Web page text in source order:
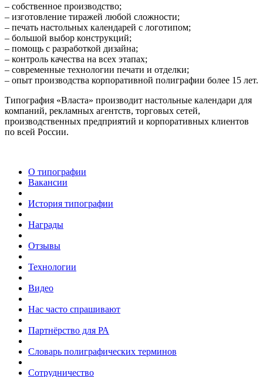
– собственное производство;
– изготовление тиражей любой сложности;
– печать настольных календарей с логотипом;
– большой выбор конструкций;
– помощь с разработкой дизайна;
– контроль качества на всех этапах;
– современные технологии печати и отделки;
– опыт производства корпоративной полиграфии более 15 лет.
Типография «Власта» производит настольные календари для
компаний, рекламных агентств, торговых сетей,
производственных предприятий и корпоративных клиентов
по всей России.
О типографии
Вакансии
История типографии
Награды
Отзывы
Технологии
Видео
Нас часто спрашивают
Партнёрство для РА
Словарь полиграфических терминов
Сотрудничество